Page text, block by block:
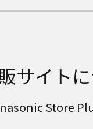
サイト
Store